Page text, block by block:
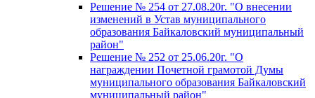
Решение № 254 от 27.08.20г. "О внесении
изменений в Устав муниципального
образования Байкаловский муниципальный
район"
Решение № 252 от 25.06.20г. "О
награждении Почетной грамотой Думы
муниципального образования Байкаловский
муниципальный район"